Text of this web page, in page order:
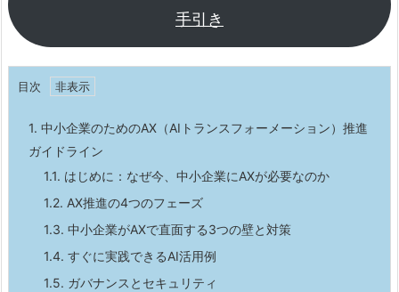
手引き
目次
1. 中小企業のためのAX（AIトランスフォーメーション）推進
ガイドライン
1.1. はじめに：なぜ今、中小企業にAXが必要なのか
1.2. AX推進の4つのフェーズ
1.3. 中小企業がAXで直面する3つの壁と対策
1.4. すぐに実践できるAI活用例
1.5. ガバナンスとセキュリティ